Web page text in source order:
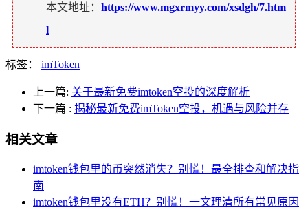
本文地址： https://www.mgxrmyy.com/xsdgh/7.htm
l
标签： imToken
上一篇: 关于最新免费imtoken空投的深度解析
下一篇 : 揭秘最新免费imToken空投，机遇与风险并存
相关文章
imtoken钱包里的币突然消失？别慌！最全排查和解决指
南
imtoken钱包里没有ETH？别慌！一文理清所有常见原因